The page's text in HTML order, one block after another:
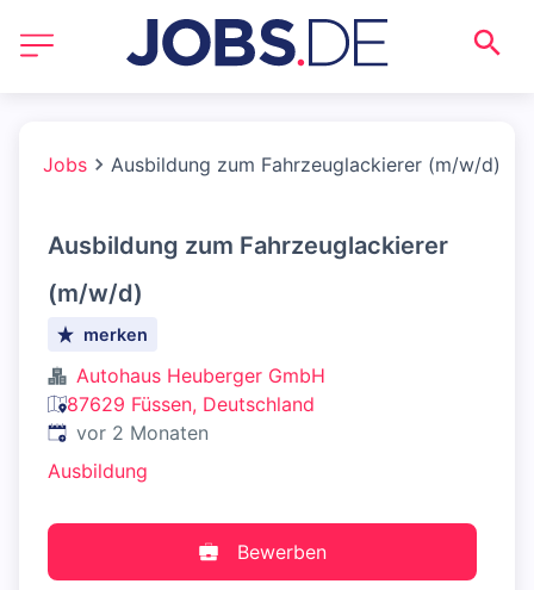
Jobs Ausbildung zum Fahrzeuglackierer (m/w/d)
Ausbildung zum Fahrzeuglackierer
(m/w/d)
merken
Autohaus Heuberger GmbH
87629 Füssen, Deutschland
Veröffentlicht:
vor 2 Monaten
Ausbildung
Bewerben